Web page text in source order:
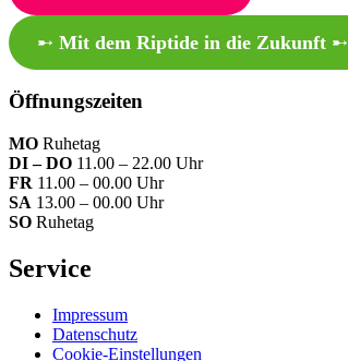
➸ Mit dem Riptide in die Zukunft➸
Öffnungszeiten
MO Ruhetag
DI – DO 11.00 – 22.00 Uhr
FR 11.00 – 00.00 Uhr
SA 13.00 – 00.00 Uhr
SO Ruhetag
Service
Impressum
Datenschutz
Cookie-Einstellungen